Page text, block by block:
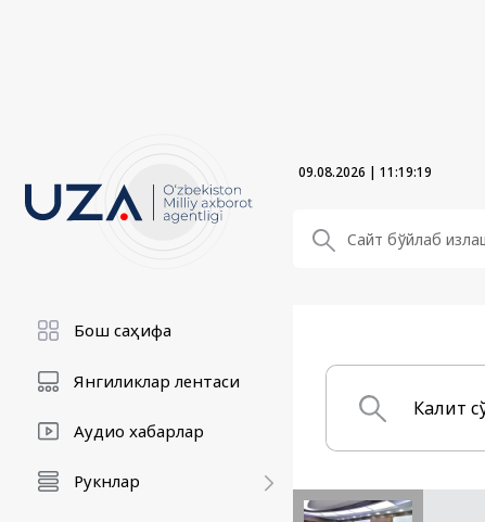
09.08.2026 | 11:19:20
Бош саҳифа
Янгиликлар лентаси
Аудио хабарлар
Рукнлар